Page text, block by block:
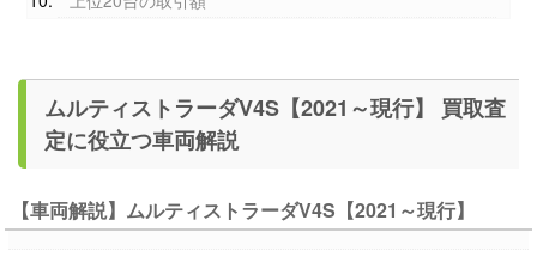
ムルティストラーダV4S【2021～現行】 買取査
定に役立つ車両解説
【車両解説】ムルティストラーダV4S【2021～現行】